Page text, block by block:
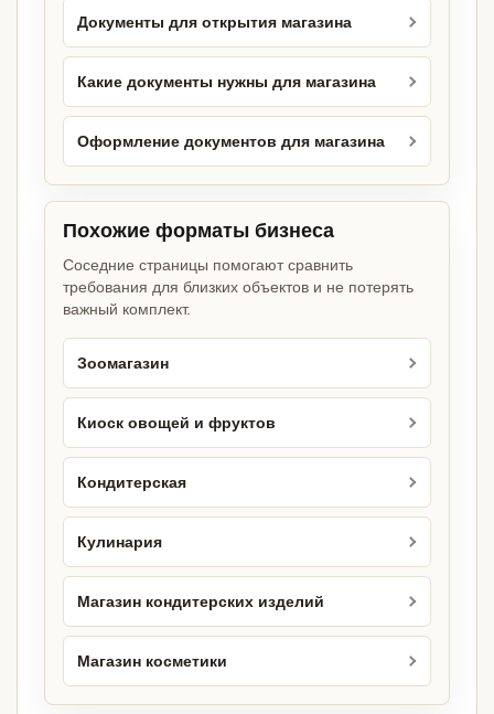
Документы для открытия магазина
Какие документы нужны для магазина
Оформление документов для магазина
Похожие форматы бизнеса
Соседние страницы помогают сравнить
требования для близких объектов и не потерять
важный комплект.
Зоомагазин
Киоск овощей и фруктов
Кондитерская
Кулинария
Магазин кондитерских изделий
Магазин косметики